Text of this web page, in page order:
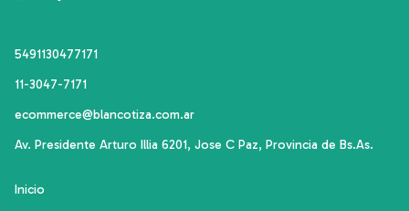
5491130477171
11-3047-7171
ecommerce@blancotiza.com.ar
Av. Presidente Arturo Illia 6201, Jose C Paz, Provincia de Bs.As.
Inicio